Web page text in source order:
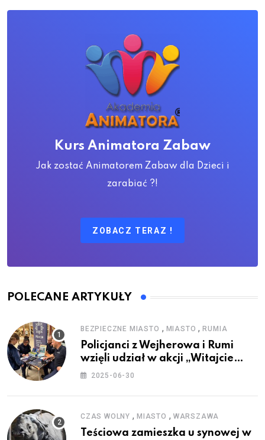
Kurs Animatora Zabaw
Jak zostać Animatorem Zabaw dla Dzieci i
zarabiać ?!
ZOBACZ TERAZ !
POLECANE ARTYKUŁY
BEZPIECZNE MIASTO , MIASTO ,RUMIA
Policjanci z Wejherowa i Rumi
wzięli udział w akcji „Witajcie
Wakacje”
2025-06-30
CZAS WOLNY , MIASTO , WARSZAWA
Teściowa zamieszka u synowej w